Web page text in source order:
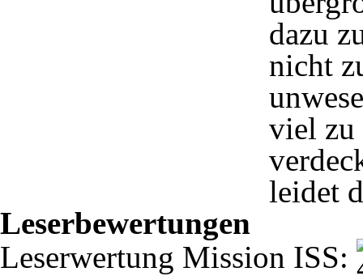
dazu
nicht
viel zu
leidet
Leserbewertungen
Leserwertung Mission ISS: